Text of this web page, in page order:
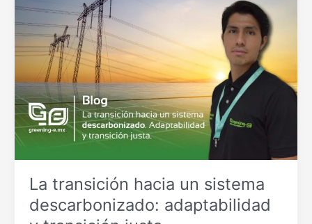
La transición hacia un sistema
descarbonizado: adaptabilidad
hacia
un
sistema
descarbonizado:
adaptabilidad
y
transición
justa